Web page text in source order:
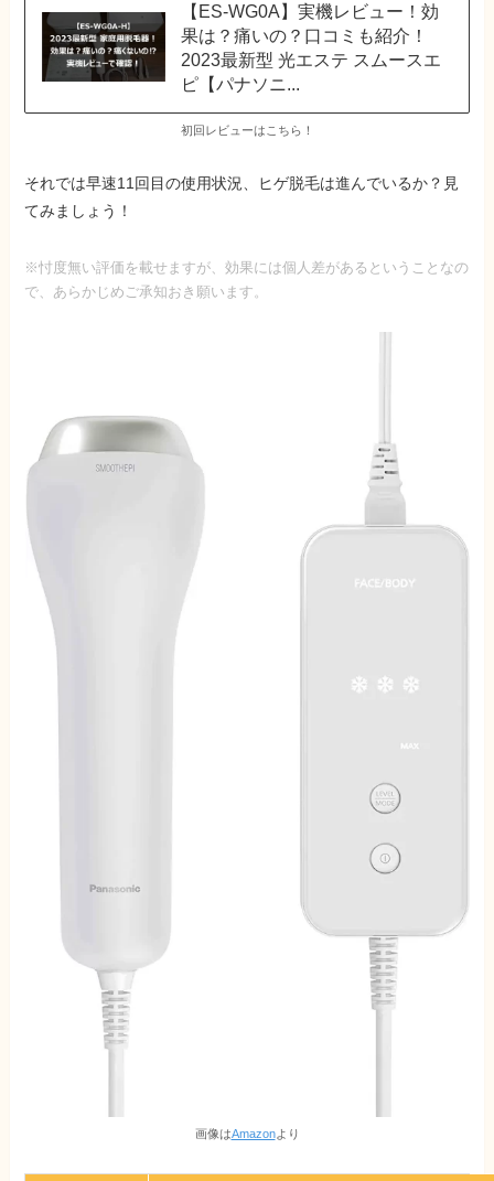
【ES-WG0A】実機レビュー！効
果は？痛いの？口コミも紹介！
2023最新型 光エステ スムースエ
ピ【パナソニ...
初回レビューはこちら！
それでは早速11回目の使用状況、ヒゲ脱毛は進んでいるか？ 見
てみましょう！
※忖度無い評価を載せますが、効果には個人差があるということなの
で、あらかじめご承知おき願います。
画像はAmazonより